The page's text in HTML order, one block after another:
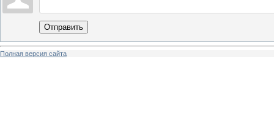
Отправить
Полная версия сайта